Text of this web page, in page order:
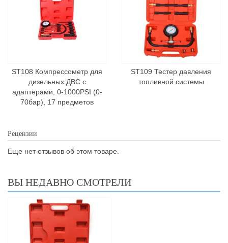
ST108 Компрессометр для
дизельных ДВС с
адаптерами, 0-1000PSI (0-
70бар), 17 предметов
ST109 Тестер давления
топливной системы
Рецензии
Еще нет отзывов об этом товаре.
ВЫ НЕДАВНО СМОТРЕЛИ